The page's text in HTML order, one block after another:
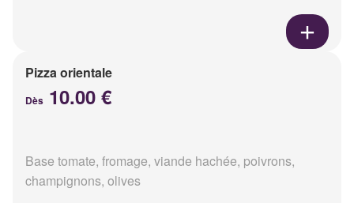
Pizza orientale
Dès 10.00 €
Base tomate, fromage, viande hachée, poivrons,
champignons, olives